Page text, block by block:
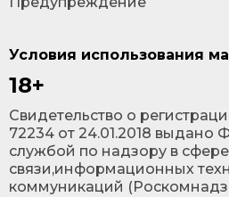
Условия использования
18+
Cвидетельство о
72234 от 24.01.2018 выдано
службой по надзору в сфере
связи,информационных
коммуникаций